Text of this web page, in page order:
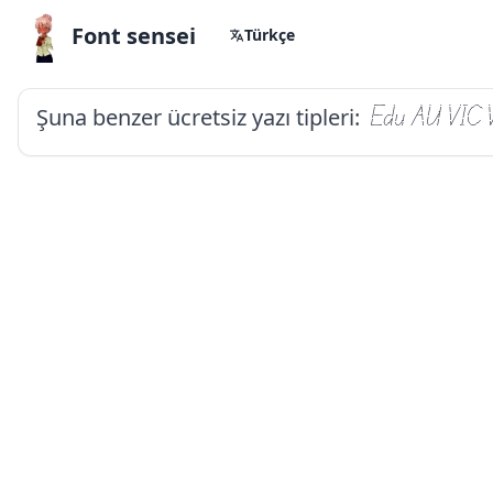
Font sensei Türkçe
Şuna benzer ücretsiz yazı tipleri: Edu AU VIC